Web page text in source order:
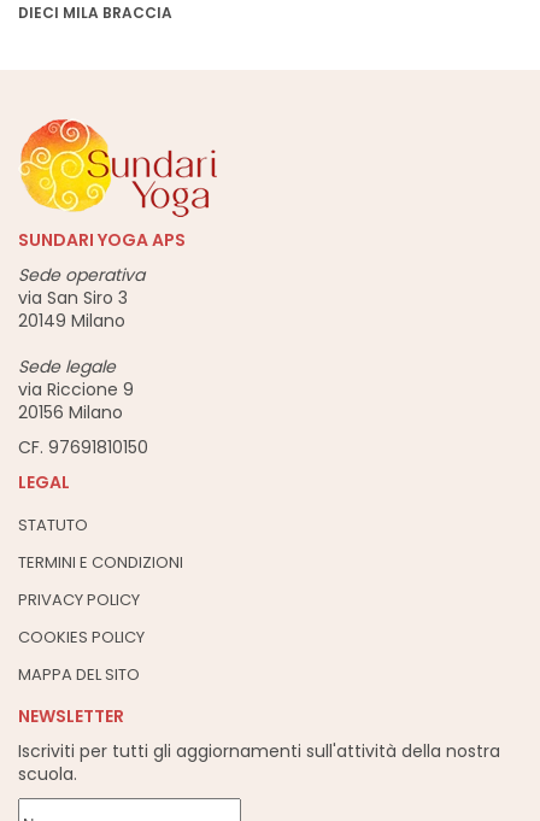
DIECI MILA BRACCIA
SUNDARI YOGA APS
Sede operativa
via San Siro 3
20149 Milano
Sede legale
via Riccione 9
20156 Milano
CF. 97691810150
LEGAL
STATUTO
TERMINI E CONDIZIONI
PRIVACY POLICY
COOKIES POLICY
MAPPA DEL SITO
NEWSLETTER
Iscriviti per tutti gli aggiornamenti sull'attività della nostra
scuola.